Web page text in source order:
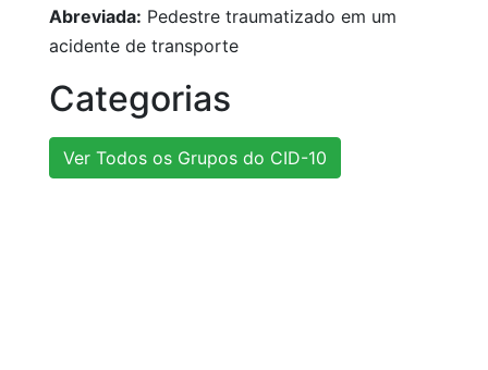
Abreviada: Pedestre traumatizado em um
acidente de transporte
Categorias
Ver Todos os Grupos do CID-10